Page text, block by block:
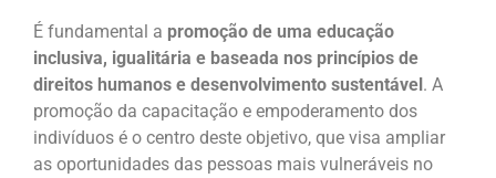
É fundamental a promoção de uma educação
inclusiva, igualitária e baseada nos princípios de
direitos humanos e desenvolvimento sustentável. A
promoção da capacitação e empoderamento dos
indivíduos é o centro deste objetivo, que visa ampliar
as oportunidades das pessoas mais vulneráveis no